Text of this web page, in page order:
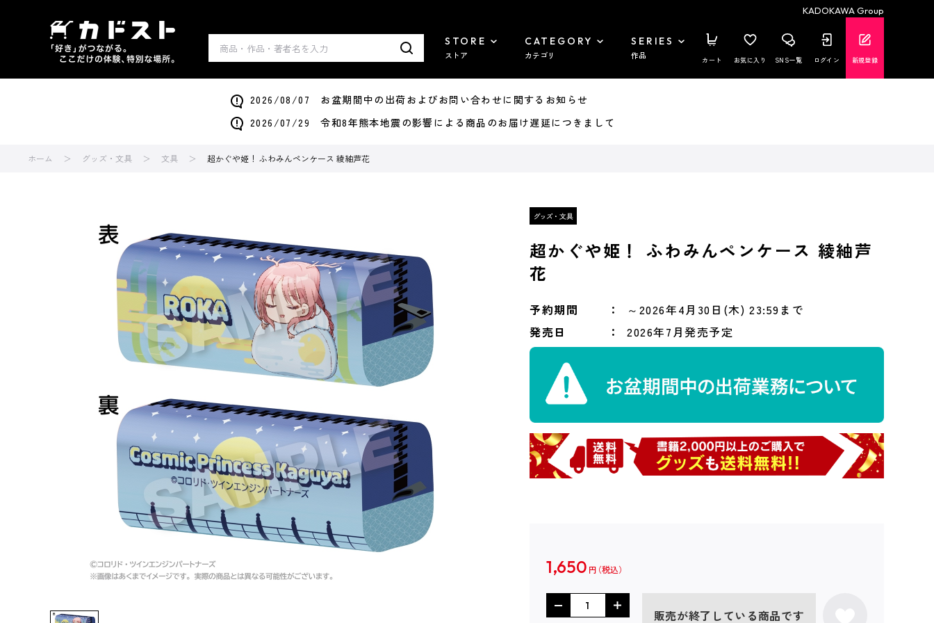
KADOKAWA Group
STORE
ストア
CATEGORY
カテゴリ
SERIES
作品 カート お気に入り SNS一覧 ログイン 新規登録
2026/08/07 お盆期間中の出荷およびお問い合わせに関するお知らせ
2026/07/29 令和8年熊本地震の影響による商品のお届け遅延につきまして
ホーム グッズ・文具 文具 超かぐや姫！ ふわみんペンケース 綾紬芦花
超かぐや姫！ ふわみんペンケース 綾紬芦
花
予約期間
～2026年4月30日(木) 23:59まで
発売日
2026年7月発売予定
1,650 円
販売が終了している商品です